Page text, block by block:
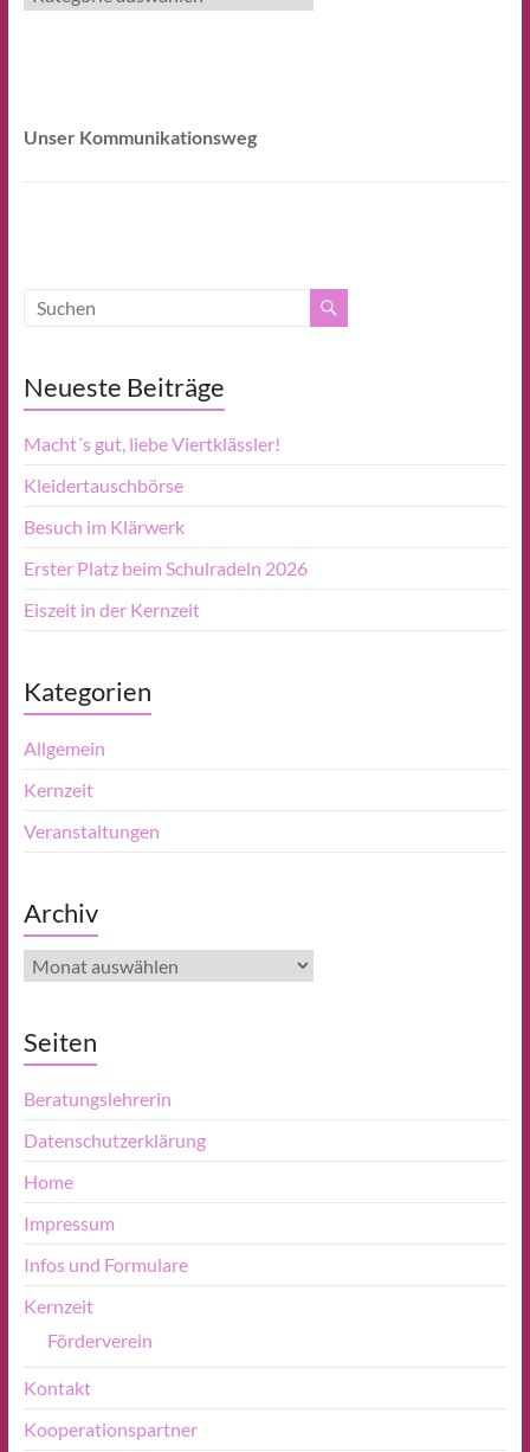
Unser Kommunikationsweg
Neueste Beiträge
Macht´s gut, liebe Viertklässler!
Kleidertauschbörse
Besuch im Klärwerk
Erster Platz beim Schulradeln 2026
Eiszeit in der Kernzeit
Kategorien
Allgemein
Kernzeit
Veranstaltungen
Archiv
Archiv
Seiten
Beratungslehrerin
Datenschutzerklärung
Home
Impressum
Infos und Formulare
Kernzeit
Förderverein
Kontakt
Kooperationspartner